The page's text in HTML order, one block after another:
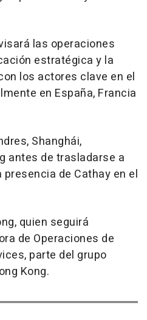
las operaciones
estratégica y la
los actores clave en el
en España, Francia
Shanghái,
antes de trasladarse a
de Cathay en el
quien seguirá
de Operaciones de
parte del grupo
Kong.